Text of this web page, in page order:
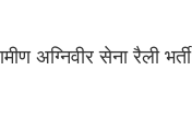
सेना रैली भर्ती